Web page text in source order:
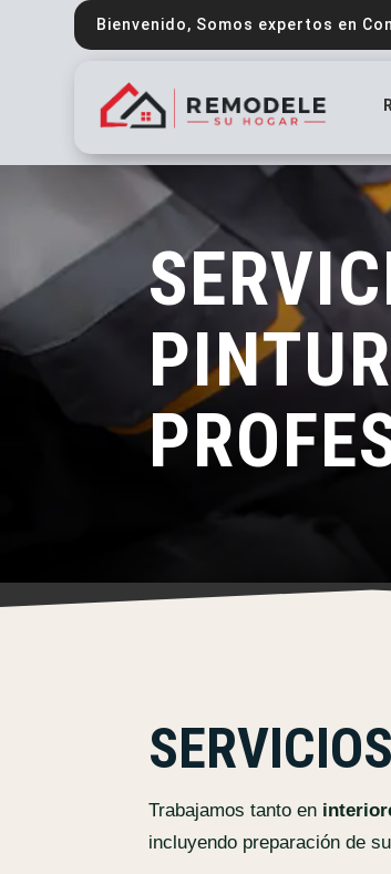
Bienvenido, Somos expertos en
Trabajamos tanto en
incluyendo preparación de